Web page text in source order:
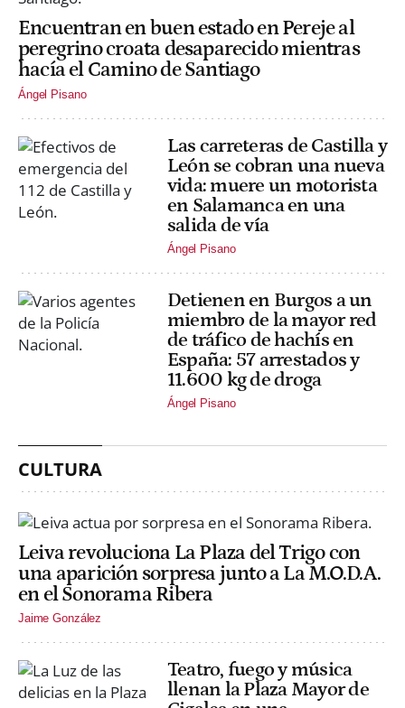
Encuentran en buen estado en Pereje al
peregrino croata desaparecido mientras
hacía el Camino de Santiago
Ángel Pisano
Las carreteras de Castilla y
León se cobran una nueva
vida: muere un motorista
en Salamanca en una
salida de vía
Ángel Pisano
Detienen en Burgos a un
miembro de la mayor red
de tráfico de hachís en
España: 57 arrestados y
11.600 kg de droga
Ángel Pisano
CULTURA
Leiva revoluciona La Plaza del Trigo con
una aparición sorpresa junto a La M.O.D.A.
en el Sonorama Ribera
Jaime González
Teatro, fuego y música
llenan la Plaza Mayor de